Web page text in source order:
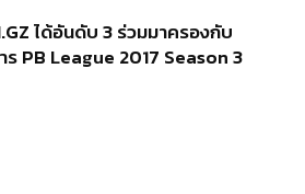
ได้อันดับ 3 ร่วมมาครองกับ
ร PB League 2017 Season 3